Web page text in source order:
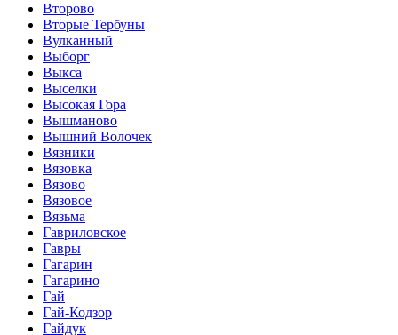
Второво
Вторые Тербуны
Вулканный
Выборг
Выкса
Выселки
Высокая Гора
Вышманово
Вышний Волочек
Вязники
Вязовка
Вязово
Вязовое
Вязьма
Гавриловское
Гавры
Гагарин
Гагарино
Гай
Гай-Кодзор
Гайдук